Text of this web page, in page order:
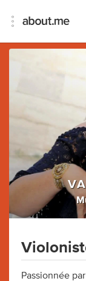
Passionnée